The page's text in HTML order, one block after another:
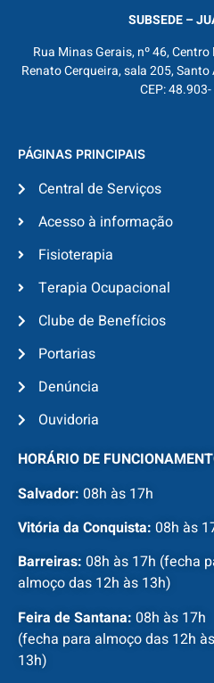
SUBSEDE –
Rua Minas Gerais, nº 46,
Renato Cerqueira, sala 205,
CEP:
PÁGINAS PRINCIPAIS
Central de Serviços
Acesso à informação
Fisioterapia
Terapia Ocupacional
Clube de Benefícios
Portarias
Denúncia
Ouvidoria
HORÁRIO DE
Salvador: 08h às 17h
Vitória da Conquista: 08h às
Barreiras: 08h às 17h (fecha
almoço das 12h às 13h)
Feira de Santana: 08h às 17h
(fecha para almoço das 12h às
13h)